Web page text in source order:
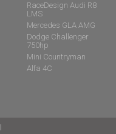
RaceDesign Audi R8
LMS
Mercedes GLA AMG
Dodge Challenger
750hp
Mini Countryman
Alfa 4C